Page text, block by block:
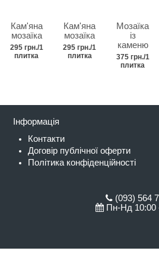
Кам'яна
мозаїка
295 грн./1
плитка
Кам'яна
мозаїка
295 грн./1
плитка
Мозаїка
із
каменю
375 грн./1
плитка
Інформація
Контакти
Договір публічної оферти
Політика конфіденційності
(093) 564
Пн-Нд 10:00